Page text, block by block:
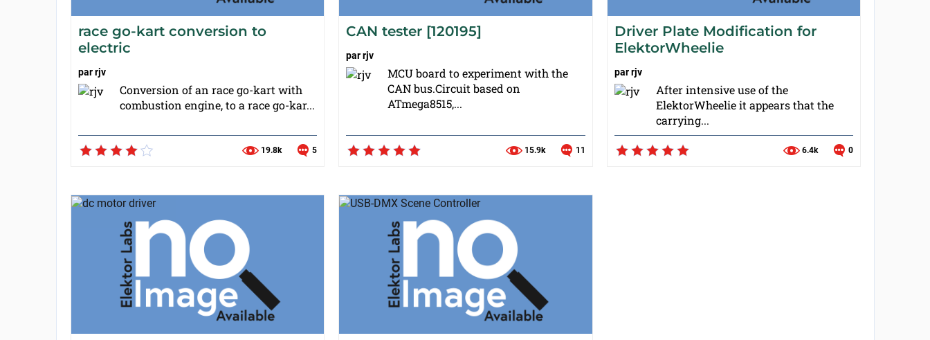
race go-kart conversion to
electric
parrjv
Conversion of an race go-kart with
combustion engine, to a race go-kar...
19.8k 5
CAN tester [120195]
parrjv
MCU board to experiment with the
CAN bus.Circuit based on
ATmega8515,...
15.9k 11
Driver Plate Modification for
ElektorWheelie
parrjv
After intensive use of the
ElektorWheelie it appears that the
carrying...
6.4k 0